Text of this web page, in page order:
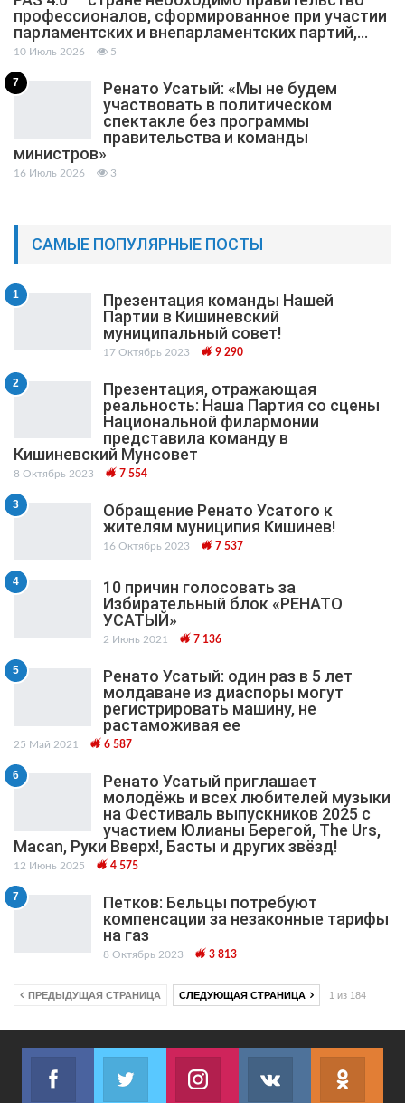
профессионалов, сформированное при участии
парламентских и внепарламентских партий,…
10 Июль 2026 5
7
Ренато Усатый: «Мы не будем
участвовать в политическом
спектакле без программы
правительства и команды
министров»
16 Июль 2026 3
САМЫЕ ПОПУЛЯРНЫЕ ПОСТЫ
1
Презентация команды Нашей
Партии в Кишиневский
муниципальный cовет!
17 Октябрь 2023 9 290
2
Презентация, отражающая
реальность: Наша Партия со сцены
Национальной филармонии
представила команду в
Кишиневский Мунсовет
8 Октябрь 2023 7 554
3
Обращение Ренато Усатого к
жителям муниципия Кишинев!
16 Октябрь 2023 7 537
4
10 причин голосовать за
Избирательный блок «РЕНАТО
УСАТЫЙ»
2 Июнь 2021 7 136
5
Ренато Усатый: один раз в 5 лет
молдаване из диаспоры могут
регистрировать машину, не
растаможивая ее
25 Май 2021 6 587
6
Ренато Усатый приглашает
молодёжь и всех любителей музыки
на Фестиваль выпускников 2025 с
участием Юлианы Берегой, The Urs,
Macan, Руки Вверх!, Басты и других звёзд!
12 Июнь 2025 4 575
7
Петков: Бельцы потребуют
компенсации за незаконные тарифы
на газ
8 Октябрь 2023 3 813
ПРЕДЫДУЩАЯ СТРАНИЦА СЛЕДУЮЩАЯ СТРАНИЦА 1 из 184
Facebook
Join us on Facebook
Twitter
Join us on TwitterJoin us on InstagramJoin us on VK